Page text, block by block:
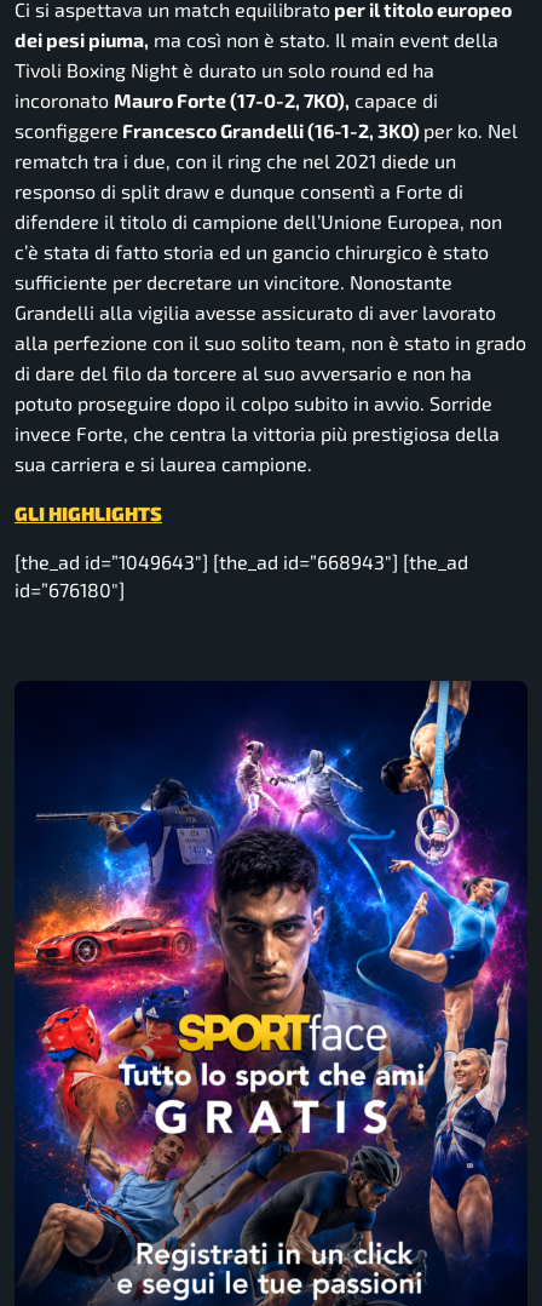
Ci si aspettava un match equilibrato per il titolo europeo
dei pesi piuma, ma così non è stato. Il main event della
Tivoli Boxing Night è durato un solo round ed ha
incoronato Mauro Forte (17-0-2, 7KO), capace di
sconfiggere Francesco Grandelli (16-1-2, 3KO) per ko. Nel
rematch tra i due, con il ring che nel 2021 diede un
responso di split draw e dunque consentì a Forte di
difendere il titolo di campione dell’Unione Europea, non
c’è stata di fatto storia ed un gancio chirurgico è stato
sufficiente per decretare un vincitore. Nonostante
Grandelli alla vigilia avesse assicurato di aver lavorato
alla perfezione con il suo solito team, non è stato in grado
di dare del filo da torcere al suo avversario e non ha
potuto proseguire dopo il colpo subito in avvio. Sorride
invece Forte, che centra la vittoria più prestigiosa della
sua carriera e si laurea campione.
GLI HIGHLIGHTS
[the_ad id=”1049643″] [the_ad id=”668943″] [the_ad
id=”676180″]